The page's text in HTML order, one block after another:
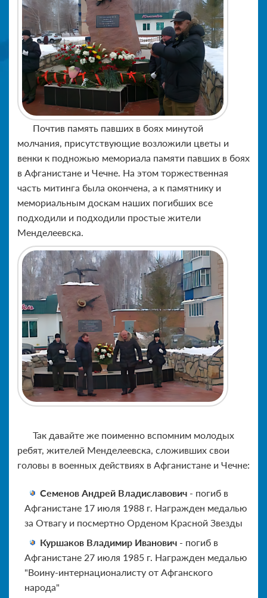
Почтив память павших в боях минутой
молчания, присутствующие возложили цветы и
венки к подножью мемориала памяти павших в боях
в Афганистане и Чечне. На этом торжественная
часть митинга была окончена, а к памятнику и
мемориальным доскам наших погибших все
подходили и подходили простые жители
Менделеевска.
Так давайте же поименно вспомним молодых
ребят, жителей Менделеевска, сложивших свои
головы в военных действиях в Афганистане и Чечне:
Семенов Андрей Владиславович - погиб в
Афганистане 17 июля 1988 г. Награжден медалью
за Отвагу и посмертно Орденом Красной Звезды
Куршаков Владимир Иванович - погиб в
Афганистане 27 июля 1985 г. Награжден медалью
"Воину-интернационалисту от Афганского
народа"